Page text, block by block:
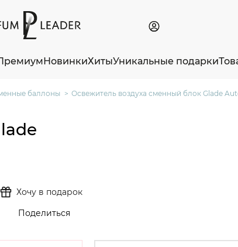
НовинкиХитыУникальные подарки
баллоны Освежитель воздуха сменный блок Glade
Хочу в подарок
Поделиться